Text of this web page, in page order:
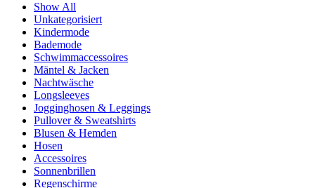
Show All
Unkategorisiert
Kindermode
Bademode
Schwimmaccessoires
Mäntel & Jacken
Nachtwäsche
Longsleeves
Jogginghosen & Leggings
Pullover & Sweatshirts
Blusen & Hemden
Hosen
Accessoires
Sonnenbrillen
Regenschirme